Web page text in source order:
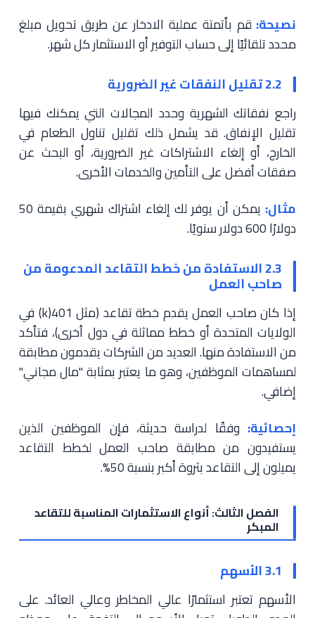
نصيحة: قم بأتمتة عملية الادخار عن طريق تحويل مبلغ
محدد تلقائيًا إلى حساب التوفير أو الاستثمار كل شهر.
2.2 تقليل النفقات غير الضرورية
راجع نفقاتك الشهرية وحدد المجالات التي يمكنك فيها
تقليل الإنفاق. قد يشمل ذلك تقليل تناول الطعام في
الخارج، أو إلغاء الاشتراكات غير الضرورية، أو البحث عن
صفقات أفضل على التأمين والخدمات الأخرى.
مثال:
يمكن أن يوفر لك إلغاء اشتراك شهري بقيمة 50
دولارًا 600 دولار سنويًا.
2.3 الاستفادة من خطط التقاعد المدعومة من
صاحب العمل
إذا كان صاحب العمل يقدم خطة تقاعد (مثل 401(k) في
الولايات المتحدة أو خطط مماثلة في دول أخرى)، فتأكد
من الاستفادة منها. العديد من الشركات يقدمون مطابقة
لمساهمات الموظفين، وهو ما يعتبر بمثابة "مال مجاني"
إضافي.
إحصائية: وفقًا لدراسة حديثة، فإن الموظفين الذين
يستفيدون من مطابقة صاحب العمل لخطط التقاعد
يميلون إلى التقاعد بثروة أكبر بنسبة 50%.
الفصل الثالث: أنواع الاستثمارات المناسبة للتقاعد
المبكر
3.1 الأسهم
الأسهم تعتبر استثمارًا عالي المخاطر وعالي العائد. على